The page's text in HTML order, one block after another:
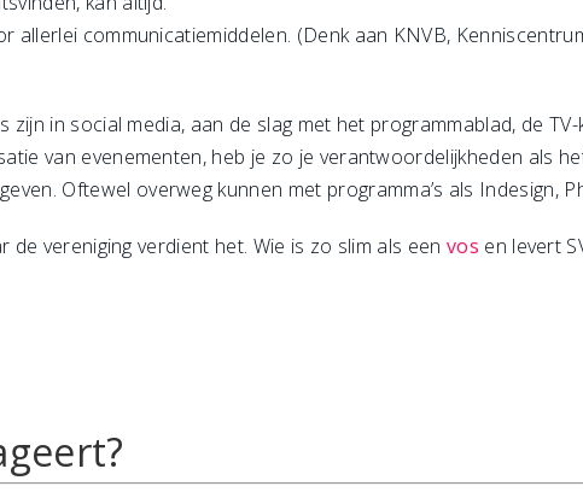
allerlei communicatiemiddelen. (Denk aan KNVB,
zijn in social media, aan de slag met het programmablad, de
van evenementen, heb je zo je verantwoordelijkheden als
Oftewel overweg kunnen met programma’s als Indesign,
vereniging verdient het. Wie is zo slim als een vos en levert